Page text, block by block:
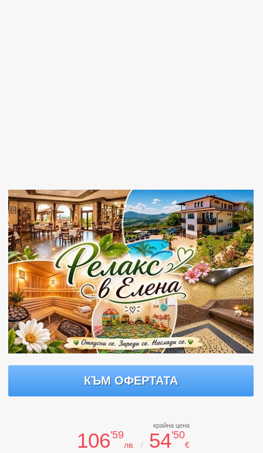
КЪМ ОФЕРТАТА
крайна цена
106'59
лв. / 54'50
€